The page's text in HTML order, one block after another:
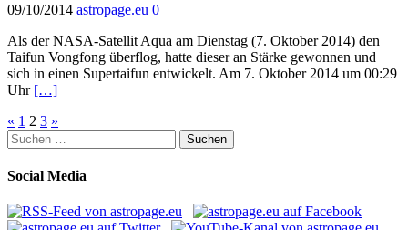
09/10/2014 astropage.eu 0
Als der NASA-Satellit Aqua am Dienstag (7. Oktober 2014) den
Taifun Vongfong überflog, hatte dieser an Stärke gewonnen und
sich in einen Supertaifun entwickelt. Am 7. Oktober 2014 um 00:29
Uhr […]
Seitennummerierung
der
Beiträge
« 1 2 3 »
Suchen
nach:
Social Media